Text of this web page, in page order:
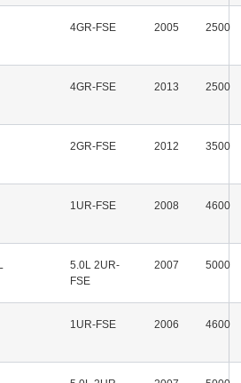
4GR-FSE 2005 2500
4GR-FSE 2013 2500
2GR-FSE 2012 3500
1UR-FSE 2008 4600
5.0L 2UR-
FSE
2007 5000
1UR-FSE 2006 4600